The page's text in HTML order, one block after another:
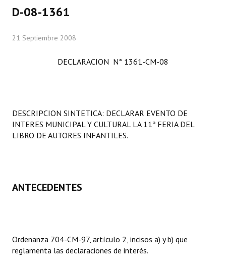
Comisiones Permanentes
Comisiones Especiales
LEGISLACIÓN
Carta Orgánica 2007
Organigrama
D-08-1361
21 Septiembre 2008
DECLARACION N° 1361-CM-08
DESCRIPCION SINTETICA: DECLARAR EVENTO DE
INTERES MUNICIPAL Y CULTURAL LA 11ª FERIA DEL
LIBRO DE AUTORES INFANTILES.
ANTECEDENTES
Ordenanza 704-CM-97, artículo 2, incisos a) y b) que
reglamenta las declaraciones de interés.